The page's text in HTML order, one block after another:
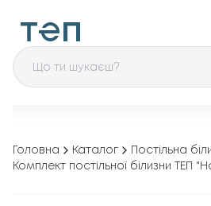
Головна Каталог
Постільна
Комплект постільної білизни ТЕП